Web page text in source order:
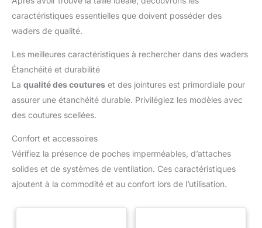
caractéristiques essentielles que doivent posséder des
waders de qualité.
Les meilleures caractéristiques à rechercher dans des waders
Étanchéité et durabilité
La qualité des coutures et des jointures est primordiale pour
assurer une étanchéité durable. Privilégiez les modèles avec
des coutures scellées.
Confort et accessoires
Vérifiez la présence de poches imperméables, d’attaches
solides et de systèmes de ventilation. Ces caractéristiques
ajoutent à la commodité et au confort lors de l’utilisation.